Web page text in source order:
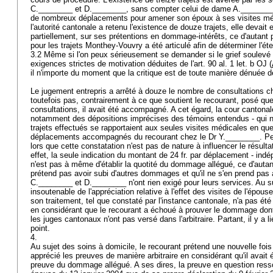
C.________ et D.________, sans compter celui de dame
de nombreux déplacements pour amener son époux à ses visites
l'autorité cantonale a retenu l'existence de douze trajets, elle devait
partiellement, sur ses prétentions en dommage-intérêts, ce d'autant
pour les trajets Monthey-Vouvry a été articulé afin de déterminer
3.2 Même si l'on peux sérieusement se demander si le grief
exigences strictes de motivation déduites de l'art. 90 al. 1 let. b OJ (
il n'importe du moment que la critique est de toute manière dénuée
Le jugement entrepris a arrêté à douze le nombre de consultations
toutefois pas, contrairement à ce que soutient le recourant, posé
consultations, il avait été accompagné. A cet égard, la cour
notamment des dépositions imprécises des témoins entendus - qui
trajets effectués se rapportaient aux seules visites médicales en
déplacements accompagnés du recourant chez le Dr Y.________.
lors que cette constatation n'est pas de nature à influencer le
effet, la seule indication du montant de 24 fr. par déplacement -
n'est pas à même d'établir la quotité du dommage allégué, ce
prétend pas avoir subi d'autres dommages et qu'il ne s'en prend
C.________ et D.________ n'ont rien exigé pour leurs services. Au
insoutenable de l'appréciation relative à l'effet des visites de
son traitement, tel que constaté par l'instance cantonale, n'a pas
en considérant que le recourant a échoué à prouver le dommage
les juges cantonaux n'ont pas versé dans l'arbitraire. Partant, il y a
point.
4.
Au sujet des soins à domicile, le recourant prétend une nouvelle
apprécié les preuves de manière arbitraire en considérant qu'il avait
preuve du dommage allégué. A ses dires, la preuve en question